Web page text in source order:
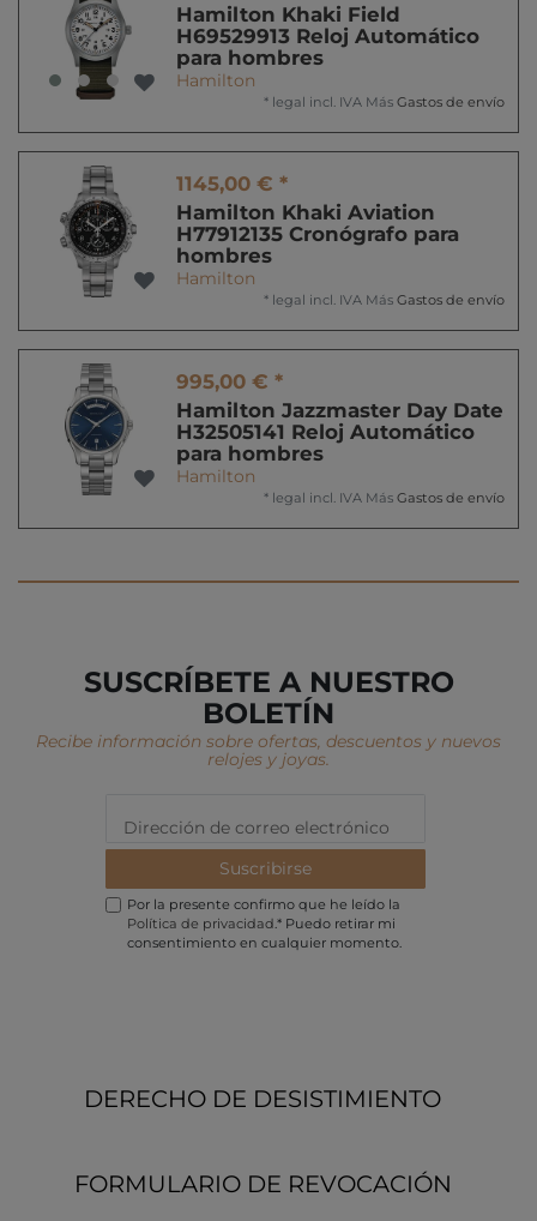
Hamilton Khaki Field
H69529913 Reloj Automático
para hombres
Hamilton
* legal incl. IVA Más Gastos de envío
1145,00 € *
Hamilton Khaki Aviation
H77912135 Cronógrafo para
hombres
Hamilton
* legal incl. IVA Más Gastos de envío
995,00 € *
Hamilton Jazzmaster Day Date
H32505141 Reloj Automático
para hombres
Hamilton
* legal incl. IVA Más Gastos de envío
SUSCRÍBETE A NUESTRO
BOLETÍN
Recibe información sobre ofertas, descuentos y nuevos
relojes y joyas.
Suscribirse
Por la presente confirmo que he leído la
Política de privacidad .* Puedo retirar mi
consentimiento en cualquier momento.
DERECHO DE DESISTIMIENTO
FORMULARIO DE REVOCACIÓN